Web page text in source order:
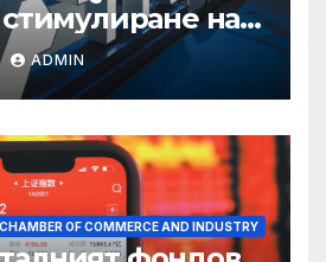
на
618
ADMIN
OF COMMERCE AND INDUSTRY